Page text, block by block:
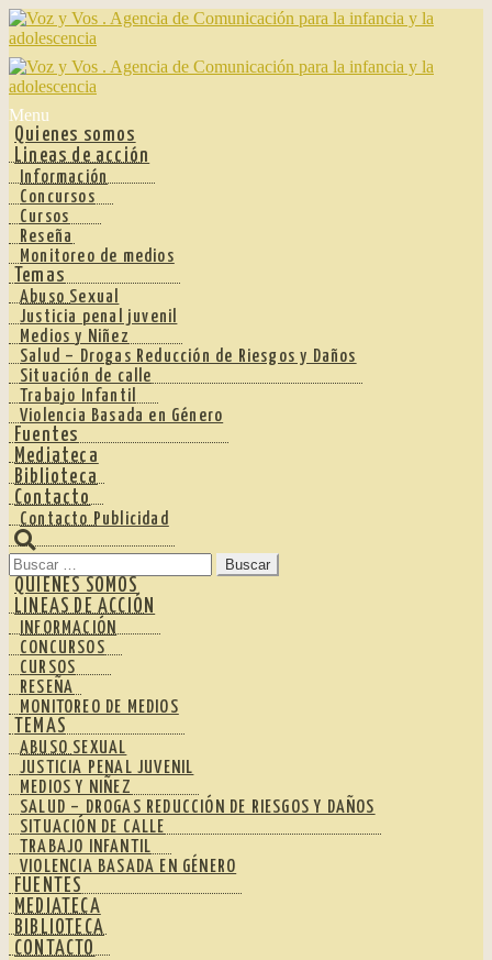
Ir
a
la
navegación
Ir
al
contenido
Menu
Quienes somos
Lineas de acción
Información
Concursos
Cursos
Reseña
Monitoreo de medios
Temas
Abuso Sexual
Justicia penal juvenil
Medios y Niñez
Salud – Drogas Reducción de Riesgos y Daños
Situación de calle
Trabajo Infantil
Violencia Basada en Género
Fuentes
Mediateca
Biblioteca
Contacto
Contacto Publicidad
Buscar:
QUIENES SOMOS
LINEAS DE ACCIÓN
INFORMACIÓN
CONCURSOS
CURSOS
RESEÑA
MONITOREO DE MEDIOS
TEMAS
ABUSO SEXUAL
JUSTICIA PENAL JUVENIL
MEDIOS Y NIÑEZ
SALUD – DROGAS REDUCCIÓN DE RIESGOS Y DAÑOS
SITUACIÓN DE CALLE
TRABAJO INFANTIL
VIOLENCIA BASADA EN GÉNERO
FUENTES
MEDIATECA
BIBLIOTECA
CONTACTO